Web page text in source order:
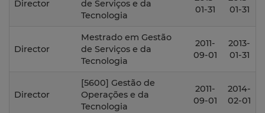
Director
de Serviços e da
Tecnologia
01-31
01-31
Director
Mestrado em Gestão
de Serviços e da
Tecnologia
2011-
09-01
2013-
01-31
Director
[5600] Gestão de
Operações e da
Tecnologia
2011-
09-01
2014-
02-01